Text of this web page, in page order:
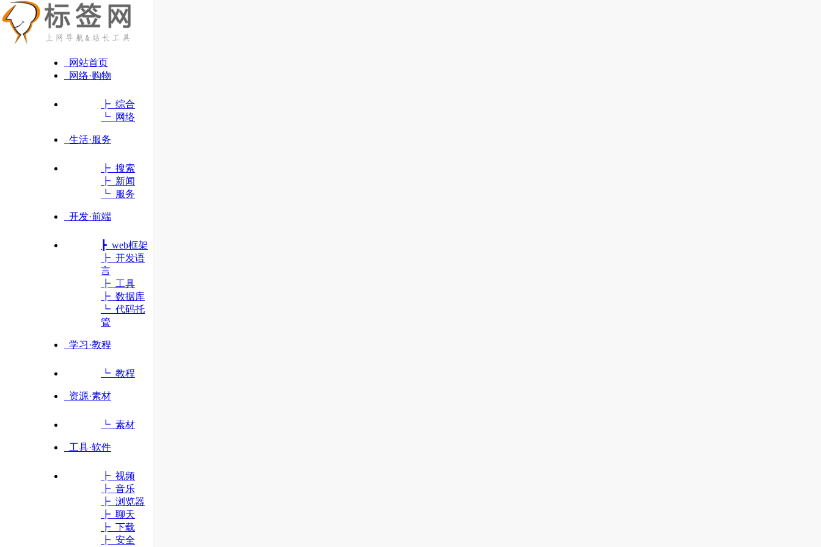
网站首页
网络·购物
┣ 综合
┗ 网络
生活·服务
┣ 搜索
┣ 新闻
┗ 服务
开发·前端
┣ web框架
┣ 开发语
言
┣ 工具
┣ 数据库
┗ 代码托
管
学习·教程
┗ 教程
资源·素材
┗ 素材
工具·软件
┣ 视频
┣ 音乐
┣ 浏览器
┣ 聊天
┣ 下载
┣ 安全
腾讯会议